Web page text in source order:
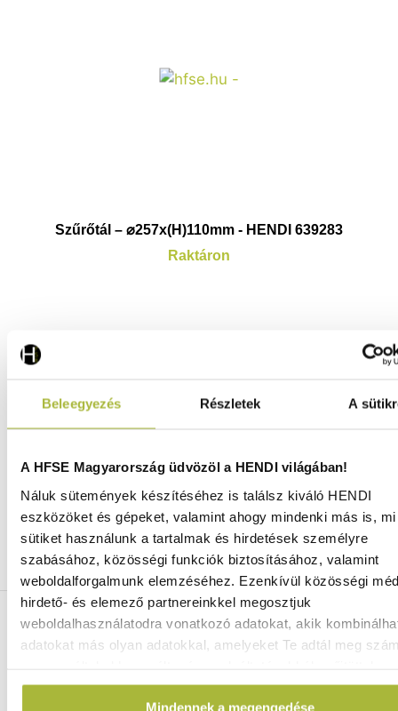
Beleegyezés Részletek A
A HFSE Magyarország üdvözöl a HENDI világában!
Náluk sütemények készítéséhez is találsz kiváló HENDI
eszközöket és gépeket, valamint ahogy mindenki más is,
sütiket használunk a tartalmak és hirdetések személyre
szabásához, közösségi funkciók biztosításához, valamint
weboldalforgalmunk elemzéséhez. Ezenkívül közösségi
hirdető- és elemező partnereinkkel megosztjuk
weboldalhasználatodra vonatkozó adatokat, akik
adatokat más olyan adatokkal, amelyeket Te adtál meg
Mindennek a megengedése
Szűrőtál – ⌀257x(H)110mm - HENDI 639283
Raktáron
Ingyenes szállítás 25 000 Ft felett
Szállítás akár 1 munkanapon belül
Mindig a legkedvezőbb HENDI árak
Több mint 2000 termék raktáron
ELÉRHETŐSÉGEINK
info@hfse.hu